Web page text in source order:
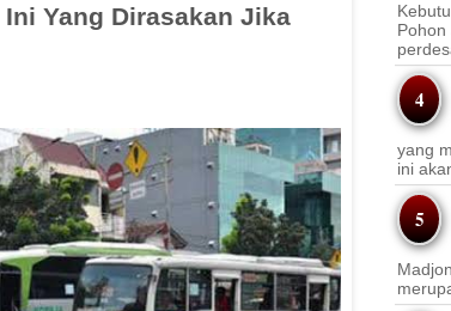
Yang Dirasakan Jika
yang
ini